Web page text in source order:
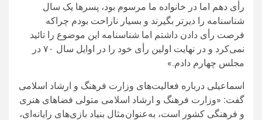
رأی دهم اما در خانواده ما مرسوم بود، پسرها یک سال
شناسنامه را دیرتر بگیرند و بسیار ناراحت بودم چراکه
فرصت رأی دادن داشتم اما شناسنامه این موضوع را تائید
نمی‌کرد و در نهایت اولین رأی خود را در اوایل سال ۷۰ در
مجلس چهارم دادم.»
اسماعیلی درباره فعالیت‌های وزارت فرهنگ و ارشاد اسلامی
گفت: «وزارت فرهنگ و ارشاد اسلامی متولی فضاهای هنری
و فرهنگی کشور است، به‌عنوان‌مثال بنیاد بازی‌های رایانه‌ای،